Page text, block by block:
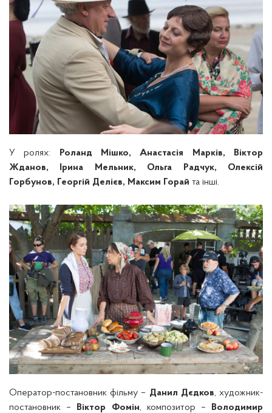
У ролях:
Роланд Мішко, Анастасія Марків, Віктор
Жданов, Ірина Мельник, Ольга Радчук, Олексій
Горбунов, Георгій Делієв, Максим Горай та інші.
Оператор-постановник фільму – Данил Дєдков, художник-
постановник –
Віктор Фомін, композитор –
Володимир